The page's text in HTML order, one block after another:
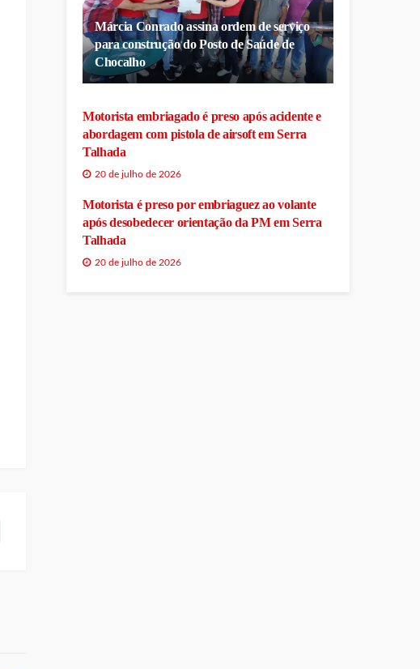
Márcia Conrado assina ordem de serviço
para construção do Posto de Saúde de
Chocalho
Motorista embriagado é preso após acidente e
abordagem com pistola de airsoft em Serra
Talhada
20 de julho de 2026
Motorista é preso por embriaguez ao volante
após desobedecer orientação da PM em Serra
Talhada
20 de julho de 2026